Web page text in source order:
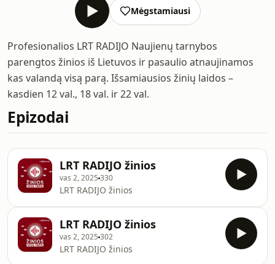
Mėgstamiausi
Profesionalios LRT RADIJO Naujienų tarnybos
parengtos žinios iš Lietuvos ir pasaulio atnaujinamos
kas valandą visą parą. Išsamiausios žinių laidos –
kasdien 12 val., 18 val. ir 22 val.
Epizodai
LRT RADIJO žinios
vas 2, 2025 330
LRT RADIJO žinios
LRT RADIJO žinios
vas 2, 2025 302
LRT RADIJO žinios